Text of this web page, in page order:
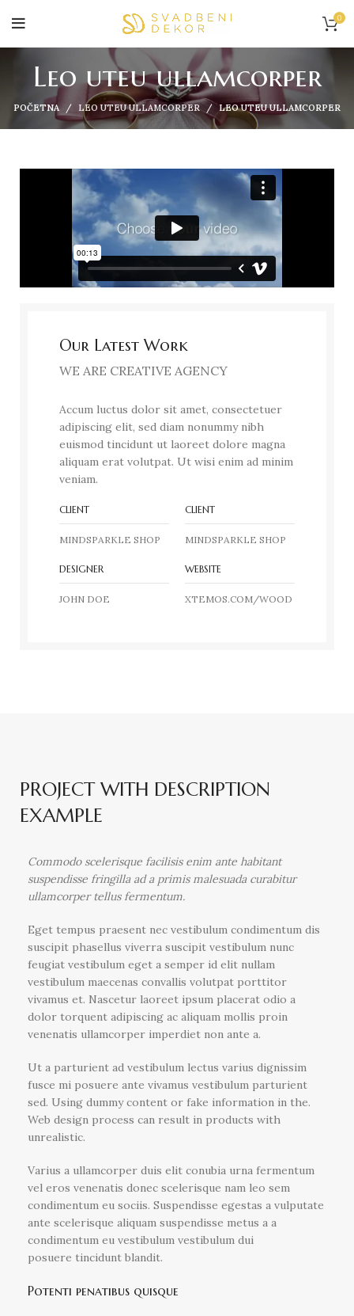
0
Leo uteu ullamcorper
POČETNA LEO UTEU ULLAMCORPER LEO UTEU ULLAMCORPER
Our Latest Work
WE ARE CREATIVE AGENCY
Accum luctus dolor sit amet, consectetuer
adipiscing elit, sed diam nonummy nibh
euismod tincidunt ut laoreet dolore magna
aliquam erat volutpat. Ut wisi enim ad minim
veniam.
CLIENT
MINDSPARKLE SHOP
CLIENT
MINDSPARKLE SHOP
DESIGNER
JOHN DOE
WEBSITE
XTEMOS.COM/WOOD
PROJECT WITH DESCRIPTION
EXAMPLE
Commodo scelerisque facilisis enim ante habitant
suspendisse fringilla ad a primis malesuada curabitur
ullamcorper tellus fermentum.
Eget tempus praesent nec vestibulum condimentum dis
suscipit phasellus viverra suscipit vestibulum nunc
feugiat vestibulum eget a semper id elit nullam
vestibulum maecenas convallis volutpat porttitor
vivamus et. Nascetur laoreet ipsum placerat odio a
dolor torquent adipiscing ac aliquam mollis proin
venenatis ullamcorper imperdiet non ante a.
Ut a parturient ad vestibulum lectus varius dignissim
fusce mi posuere ante vivamus vestibulum parturient
sed. Using dummy content or fake information in the.
Web design process can result in products with
unrealistic.
Varius a ullamcorper duis elit conubia urna fermentum
vel eros venenatis donec scelerisque nam leo sem
condimentum eu sociis. Suspendisse egestas a vulputate
ante scelerisque aliquam suspendisse metus a a
condimentum eu vestibulum vestibulum dui
posuere tincidunt blandit.
Potenti penatibus quisque